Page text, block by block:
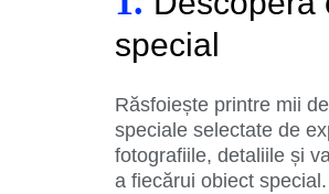
special
Răsfoiește printre mii
speciale selectate de
fotografiile, detaliile și
a fiecărui obiect special.